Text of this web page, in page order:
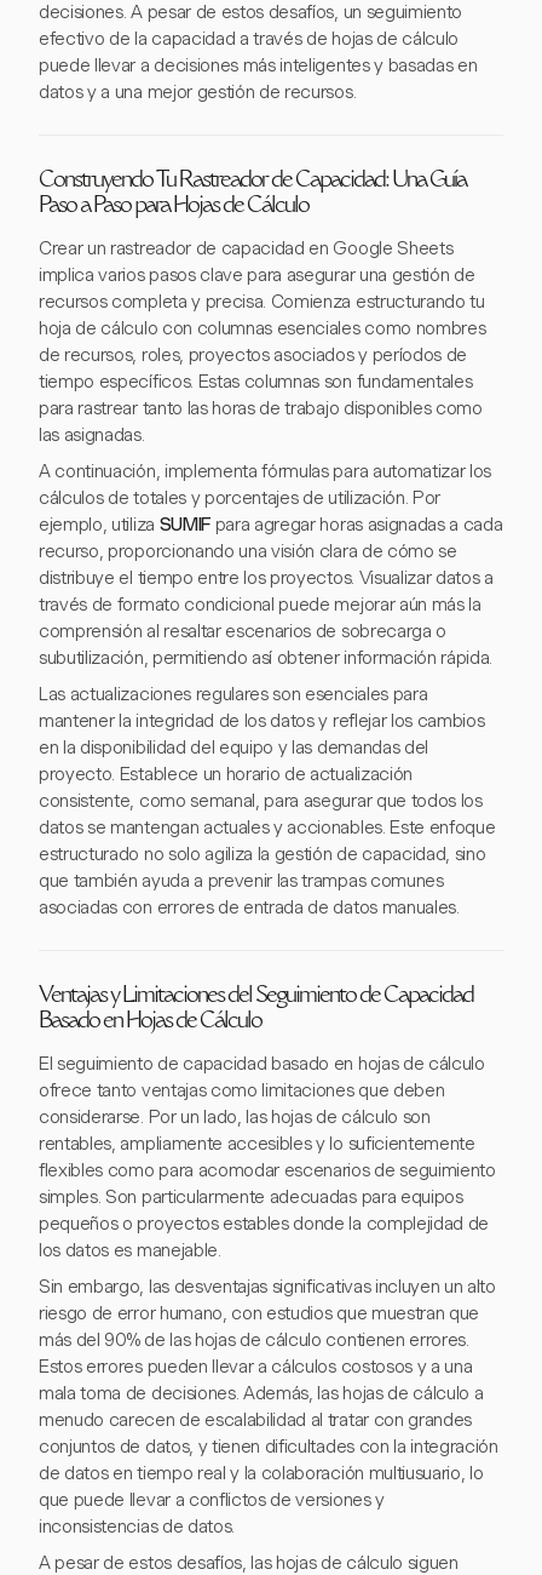
decisiones. A pesar de estos desafíos, un seguimiento
efectivo de la capacidad a través de hojas de cálculo
puede llevar a decisiones más inteligentes y basadas en
datos y a una mejor gestión de recursos.
Construyendo Tu Rastreador de Capacidad: Una Guía
Paso a Paso para Hojas de Cálculo
Crear un rastreador de capacidad en Google Sheets
implica varios pasos clave para asegurar una gestión de
recursos completa y precisa. Comienza estructurando tu
hoja de cálculo con columnas esenciales como nombres
de recursos, roles, proyectos asociados y períodos de
tiempo específicos. Estas columnas son fundamentales
para rastrear tanto las horas de trabajo disponibles como
las asignadas.
A continuación, implementa fórmulas para automatizar los
cálculos de totales y porcentajes de utilización. Por
ejemplo, utiliza SUMIFpara agregar horas asignadas a cada
recurso, proporcionando una visión clara de cómo se
distribuye el tiempo entre los proyectos. Visualizar datos a
través de formato condicional puede mejorar aún más la
comprensión al resaltar escenarios de sobrecarga o
subutilización, permitiendo así obtener información rápida.
Las actualizaciones regulares son esenciales para
mantener la integridad de los datos y reflejar los cambios
en la disponibilidad del equipo y las demandas del
proyecto. Establece un horario de actualización
consistente, como semanal, para asegurar que todos los
datos se mantengan actuales y accionables. Este enfoque
estructurado no solo agiliza la gestión de capacidad, sino
que también ayuda a prevenir las trampas comunes
asociadas con errores de entrada de datos manuales.
Ventajas y Limitaciones del Seguimiento de Capacidad
Basado en Hojas de Cálculo
El seguimiento de capacidad basado en hojas de cálculo
ofrece tanto ventajas como limitaciones que deben
considerarse. Por un lado, las hojas de cálculo son
rentables, ampliamente accesibles y lo suficientemente
flexibles como para acomodar escenarios de seguimiento
simples. Son particularmente adecuadas para equipos
pequeños o proyectos estables donde la complejidad de
los datos es manejable.
Sin embargo, las desventajas significativas incluyen un alto
riesgo de error humano, con estudios que muestran que
más del 90% de las hojas de cálculo contienen errores.
Estos errores pueden llevar a cálculos costosos y a una
mala toma de decisiones. Además, las hojas de cálculo a
menudo carecen de escalabilidad al tratar con grandes
conjuntos de datos, y tienen dificultades con la integración
de datos en tiempo real y la colaboración multiusuario, lo
que puede llevar a conflictos de versiones y
inconsistencias de datos.
A pesar de estos desafíos, las hojas de cálculo siguen